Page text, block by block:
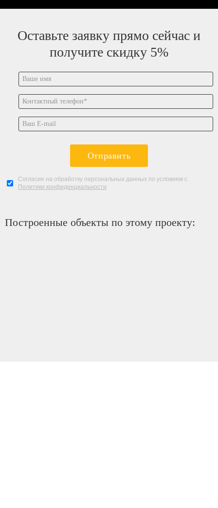
Оставьте заявку прямо сейчас и
получите скидку 5%
Отправить
Согласие на обработку персональных данных по условиям с
Политики конфиденциальности
Построенные объекты по этому проекту: